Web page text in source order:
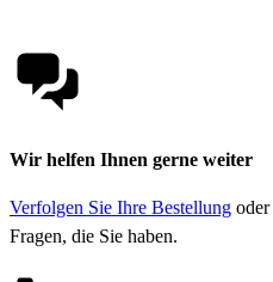
Wir helfen Ihnen gerne weiter
Verfolgen Sie Ihre Bestellung oder
Fragen, die Sie haben.